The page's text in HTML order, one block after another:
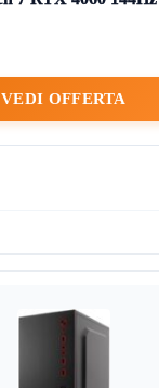
VEDI OFFERTA